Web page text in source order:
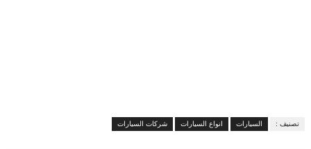
تصنيف : السيارات انواع السيارات شركات السيارات